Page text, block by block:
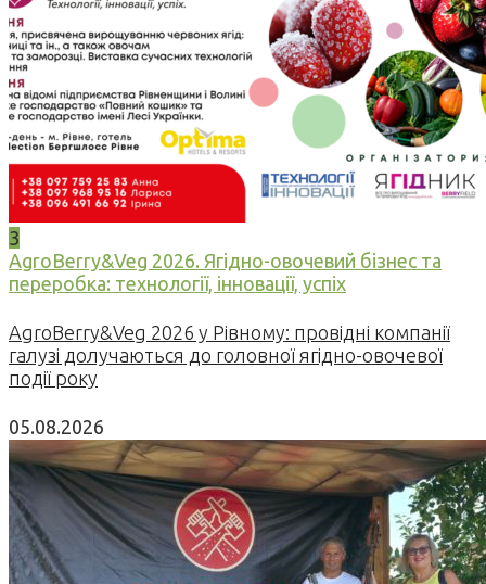
3
AgroBerry&Veg 2026. Ягідно-овочевий бізнес та
переробка: технології, інновації, успіх
AgroBerry&Veg 2026 у Рівному: провідні компанії
галузі долучаються до головної ягідно-овочевої
події року
05.08.2026